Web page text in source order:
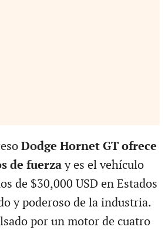
Dodge Hornet GT ofrece
de fuerzay es el vehículo
de $30,000 USD en Estados
y poderoso de la industria.
por un motor de cuatro